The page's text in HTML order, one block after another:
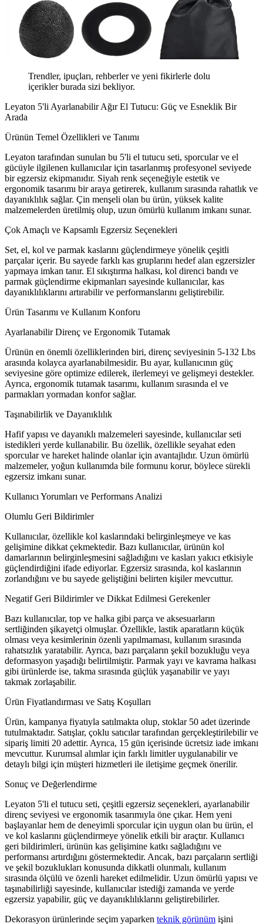
Trendler, ipuçları, rehberler ve yeni fikirlerle dolu
içerikler burada sizi bekliyor.
Leyaton 5'li Ayarlanabilir Ağır El Tutucu: Güç ve Esneklik Bir
Arada
Ürünün Temel Özellikleri ve Tanımı
Leyaton tarafından sunulan bu 5'li el tutucu seti, sporcular ve el
gücüyle ilgilenen kullanıcılar için tasarlanmış profesyonel seviyede
bir egzersiz ekipmanıdır. Siyah renk seçeneğiyle estetik ve
ergonomik tasarımı bir araya getirerek, kullanım sırasında rahatlık ve
dayanıklılık sağlar. Çin menşeli olan bu ürün, yüksek kalite
malzemelerden üretilmiş olup, uzun ömürlü kullanım imkanı sunar.
Çok Amaçlı ve Kapsamlı Egzersiz Seçenekleri
Set, el, kol ve parmak kaslarını güçlendirmeye yönelik çeşitli
parçalar içerir. Bu sayede farklı kas gruplarını hedef alan egzersizler
yapmaya imkan tanır. El sıkıştırma halkası, kol direnci bandı ve
parmak güçlendirme ekipmanları sayesinde kullanıcılar, kas
dayanıklılıklarını artırabilir ve performanslarını geliştirebilir.
Ürün Tasarımı ve Kullanım Konforu
Ayarlanabilir Direnç ve Ergonomik Tutamak
Ürünün en önemli özelliklerinden biri, direnç seviyesinin 5-132 Lbs
arasında kolayca ayarlanabilmesidir. Bu ayar, kullanıcının güç
seviyesine göre optimize edilerek, ilerlemeyi ve gelişmeyi destekler.
Ayrıca, ergonomik tutamak tasarımı, kullanım sırasında el ve
parmakları yormadan konfor sağlar.
Taşınabilirlik ve Dayanıklılık
Hafif yapısı ve dayanıklı malzemeleri sayesinde, kullanıcılar seti
istedikleri yerde kullanabilir. Bu özellik, özellikle seyahat eden
sporcular ve hareket halinde olanlar için avantajlıdır. Uzun ömürlü
malzemeler, yoğun kullanımda bile formunu korur, böylece sürekli
egzersiz imkanı sunar.
Kullanıcı Yorumları ve Performans Analizi
Olumlu Geri Bildirimler
Kullanıcılar, özellikle kol kaslarındaki belirginleşmeye ve kas
gelişimine dikkat çekmektedir. Bazı kullanıcılar, ürünün kol
damarlarının belirginleşmesini sağladığını ve kasları yakıcı etkisiyle
güçlendirdiğini ifade ediyorlar. Egzersiz sırasında, kol kaslarının
zorlandığını ve bu sayede geliştiğini belirten kişiler mevcuttur.
Negatif Geri Bildirimler ve Dikkat Edilmesi Gerekenler
Bazı kullanıcılar, top ve halka gibi parça ve aksesuarların
sertliğinden şikayetçi olmuşlar. Özellikle, lastik aparatların küçük
olması veya kesimlerinin özenli yapılmaması, kullanım sırasında
rahatsızlık yaratabilir. Ayrıca, bazı parçaların şekil bozukluğu veya
deformasyon yaşadığı belirtilmiştir. Parmak yayı ve kavrama halkası
gibi ürünlerde ise, takma sırasında güçlük yaşanabilir ve yayı
takmak zorlaşabilir.
Ürün Fiyatlandırması ve Satış Koşulları
Ürün, kampanya fiyatıyla satılmakta olup, stoklar 50 adet üzerinde
tutulmaktadır. Satışlar, çoklu satıcılar tarafından gerçekleştirilebilir ve
sipariş limiti 20 adettir. Ayrıca, 15 gün içerisinde ücretsiz iade imkanı
mevcuttur. Kurumsal alımlar için farklı limitler uygulanabilir ve
detaylı bilgi için müşteri hizmetleri ile iletişime geçmek önerilir.
Sonuç ve Değerlendirme
Leyaton 5'li el tutucu seti, çeşitli egzersiz seçenekleri, ayarlanabilir
direnç seviyesi ve ergonomik tasarımıyla öne çıkar. Hem yeni
başlayanlar hem de deneyimli sporcular için uygun olan bu ürün, el
ve kol kaslarını güçlendirmeye yönelik etkili bir araçtır. Kullanıcı
geri bildirimleri, ürünün kas gelişimine katkı sağladığını ve
performansı artırdığını göstermektedir. Ancak, bazı parçaların sertliği
ve şekil bozuklukları konusunda dikkatli olunmalı, kullanım
sırasında ölçülü ve özenli hareket edilmelidir. Uzun ömürlü yapısı ve
taşınabilirliği sayesinde, kullanıcılar istediği zamanda ve yerde
egzersiz yapabilir, güç ve dayanıklılıklarını geliştirebilirler.
Dekorasyon ürünlerinde seçim yaparken teknik görünüm işini